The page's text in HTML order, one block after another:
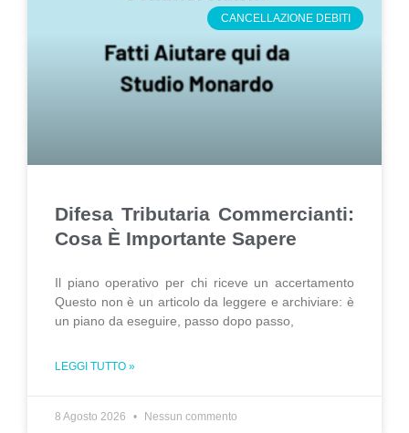
CANCELLAZIONE DEBITI
Difesa Tributaria Commercianti:
Cosa È Importante Sapere
Il piano operativo per chi riceve un accertamento
Questo non è un articolo da leggere e archiviare: è
un piano da eseguire, passo dopo passo,
LEGGI TUTTO »
8 Agosto 2026 Nessun commento